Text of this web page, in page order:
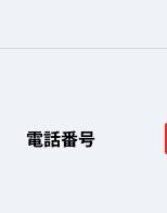
電話番号